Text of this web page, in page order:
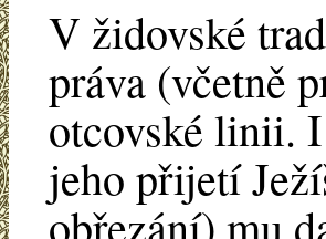
V židovské
práva (včetně
otcovské linii.
jeho přijetí
obřezání) mu